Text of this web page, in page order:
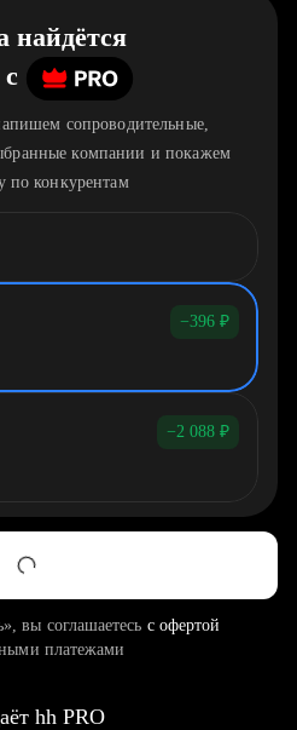
найдётся
c
сопроводительные,
компании и покажем
по конкурентам
−396 ₽
−2 088 ₽
вы соглашаетесь с офертой
платежами
hh PRO